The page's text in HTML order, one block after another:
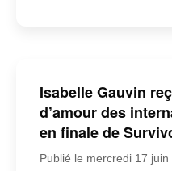
Isabelle Gauvin
d’amour des
en finale de
Publié le mercredi 17 juin